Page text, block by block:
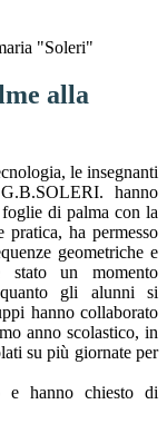
"Soleri"
alla
le insegnanti
hanno
di palma con la
ha permesso
geometriche e
stato un momento
gli alunni si
hanno collaborato
anno scolastico, in
su più giornate per
e hanno chiesto di